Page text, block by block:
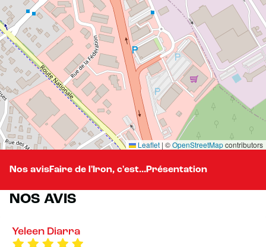
Leaflet | ©OpenStreetMapcontributors
Nos avisFaire de l'Iron, c'est...Présentation
NOS AVIS
Yeleen Diarra